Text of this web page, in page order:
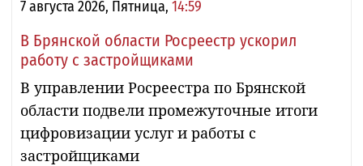
7 августа 2026, Пятница, 14:59
В Брянской области Росреестр ускорил
работу с застройщиками
В управлении Росреестра по Брянской
области подвели промежуточные итоги
цифровизации услуг и работы с
застройщиками